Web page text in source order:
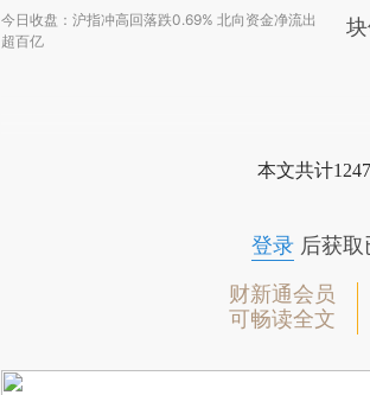
今日收盘：沪指冲高回落跌0.69% 北向资金净流出
超百亿
本文共计
登录后获取
财新通会员
可畅读全文